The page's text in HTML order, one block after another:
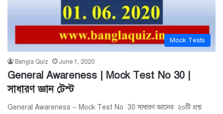
Mock Tests
Bangla Quiz June 1, 2020
General Awareness | Mock Test No 30 |
সাধারণ জ্ঞান টেস্ট
General Awareness – Mock Test No 30 সাধারণ জ্ঞানের ২০টি প্রশ্ন